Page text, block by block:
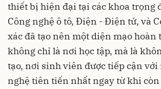
thiết bị hiện đại tại các khoa trọng
Công nghệ ô tô, Điện - Điện tử, và
xác đã tạo nên một diện mạo hoàn
không chỉ là nơi học tập, mà là
tạo, nơi sinh viên được tiếp cận với
nghệ tiên tiến nhất ngay từ khi